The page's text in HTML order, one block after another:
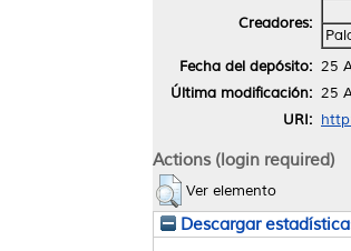
Creadores:
Fecha del depósito: 25
Última modificación: 25
URI:
Actions (login required)
Ver elemento
Descargar